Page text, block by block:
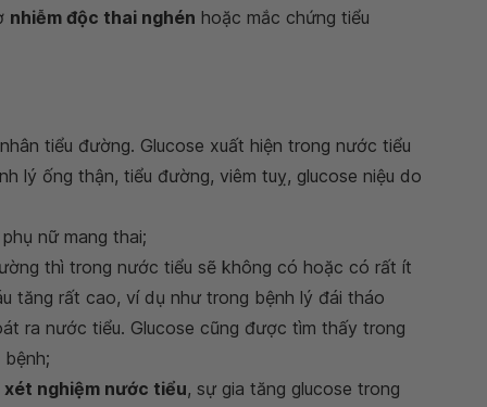
nhiễm độc thai nghén hoặc mắc chứng tiểu
tiểu đường. Glucose xuất hiện trong nước tiểu
lý ống thận, tiểu đường, viêm tuỵ, glucose niệu do
nữ mang thai;
thì trong nước tiểu sẽ không có hoặc có rất ít
tăng rất cao, ví dụ như trong bệnh lý đái tháo
ra nước tiểu. Glucose cũng được tìm thấy trong
xét nghiệm nước tiểu, sự gia tăng glucose trong